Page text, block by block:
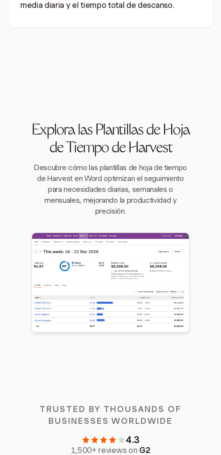
media diaria y el tiempo total de descanso.
Explora las Plantillas de Hoja
de Tiempo de Harvest
Descubre cómo las plantillas de hoja de tiempo
de Harvest en Word optimizan el seguimiento
para necesidades diarias, semanales o
mensuales, mejorando la productividad y
precisión.
TRUSTED BY THOUSANDS OF
BUSINESSES WORLDWIDE
4.3
1,500+ reviews on G2